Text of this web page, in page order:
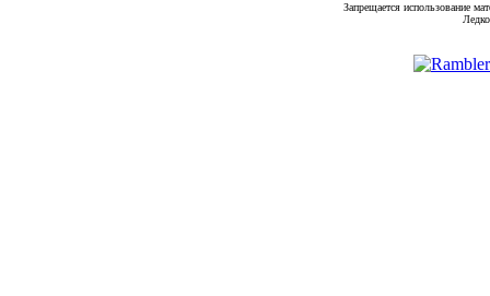
Запрещается использование